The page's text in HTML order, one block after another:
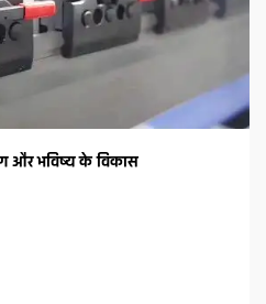
और भविष्य के विकास